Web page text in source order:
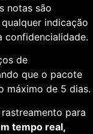
notas são
indicação
confidencialidade.
de
que o pacote
máximo de 5 dias.
para
tempo real,